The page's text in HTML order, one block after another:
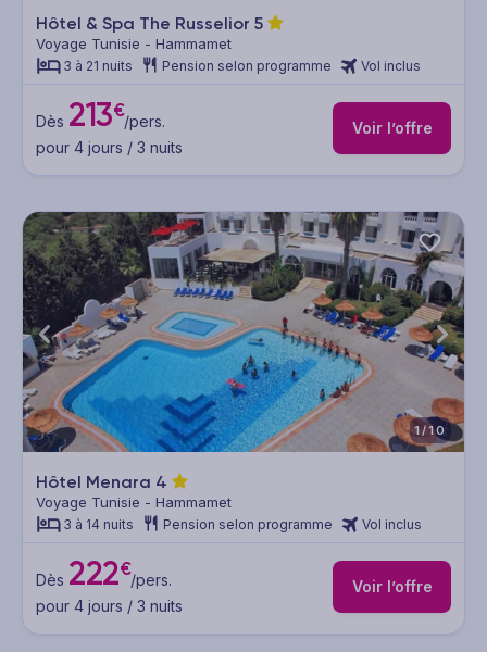
Hôtel & Spa The Russelior 5
Voyage Tunisie - Hammamet
3 à 21 nuits Pension selon programme Vol inclus
Dès 213€/pers.
pour 4 jours / 3 nuits
Voir l’offre
1/10
Hôtel Menara 4
Voyage Tunisie - Hammamet
3 à 14 nuits Pension selon programme Vol inclus
Dès 222€/pers.
pour 4 jours / 3 nuits
Voir l’offre